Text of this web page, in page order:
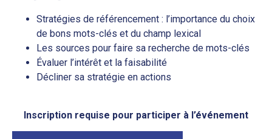
Stratégies de référencement : l’importance du choix
de bons mots-clés et du champ lexical
Les sources pour faire sa recherche de mots-clés
Évaluer l’intérêt et la faisabilité
Décliner sa stratégie en actions
Inscription requise pour participer à l’événement